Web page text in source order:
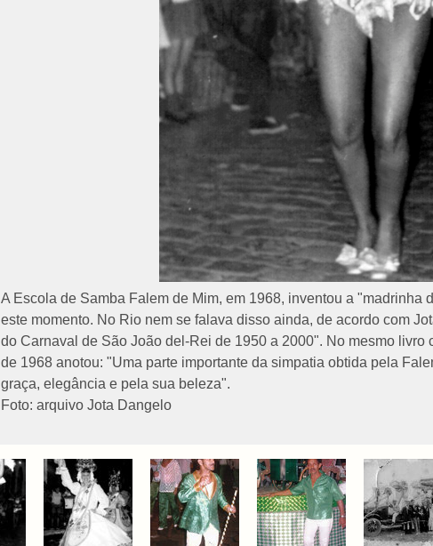
A Escola de Samba Falem de Mim, em 1968, inventou a "madrinha
este momento. No Rio nem se falava disso ainda, de acordo com
do Carnaval de São João del-Rei de 1950 a 2000". No mesmo
de 1968 anotou: "Uma parte importante da simpatia obtida pela
graça, elegância e pela sua beleza".
Foto: arquivo Jota Dangelo